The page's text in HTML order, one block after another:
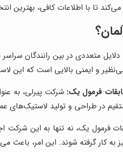
تا با اطلاعات کافی، بهترین
متعددی در بین رانندگان
و ایمنی بالایی است که این
فرمول یک: شرکت پیرلی، به
در طراحی و تولید لاستیک‌های
فرمول یک، نه تنها به این
کار گرفته شوند. این امر، باعث